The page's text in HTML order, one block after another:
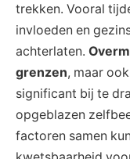
trekken. Vooral
invloeden en
achterlaten.
grenzen, maar ook
significant bij te
opgeblazen
factoren samen